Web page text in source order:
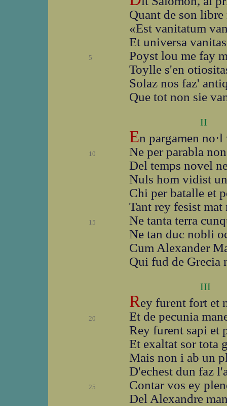
Quant de son
«Est vanitatum
Et universa
5
Poyst lou me fay
Toylle s'en
Solaz nos faz'
Que tot non sie
II
En pargamen
10
Ne per parabla
Del temps novel
Nuls hom vidist
Chi per batalle et
Tant rey fesist mat
15
Ne tanta terra
Ne tan duc nobli
Cum Alexander
Qui fud de Grecia
III
Rey furent fort et
20
Et de pecunia
Rey furent sapi et
Et exaltat sor tota
Mais non i ab un
D'echest dun faz
25
Contar vos ey
Del Alexandre